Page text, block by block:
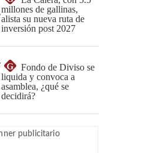
millones de gallinas,
alista su nueva ruta de
inversión post 2027
G
Fondo de Diviso se
liquida y convoca a
asamblea, ¿qué se
decidirá?